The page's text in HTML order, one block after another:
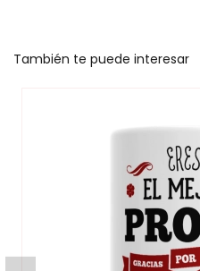
Estilo de Regalo
1995 Artículos
También te puede interesar